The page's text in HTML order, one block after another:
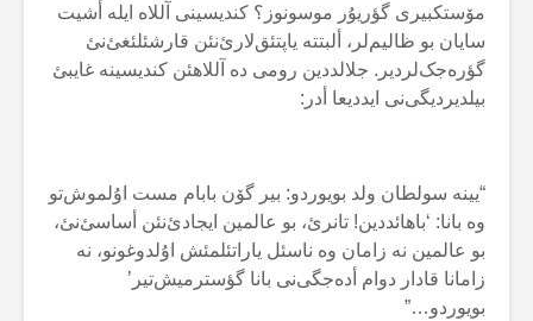
مۆستکبیری گؤریۇر موسونوز؟ کندیسینی آللاە ایلە أشیت
سایان بو ظالیم‌لر، ألبتتە یاپتئق‌لارئ‌نئن قارشئلئغئ‌نئ
گؤرەجک‌لردیر. جلالددین رومی دە آللاهئن کندیسینە غایبئ
بیلدیردیگی‌نی ایددیعا أدر:
“یینە سولطان ولد بویوردو: بیر گۆن بابام مست اۇلموش‌تو
وە بانا: ‘باهائددین! تانرئ، بو عالمین ایجادئ‌نئن أساسئ‌نئ،
بو عالمین نە زامان وە ناسئل یاراتئلمئش اۇلدوغونو، نە
زامانا قادار دوام أدەجگی‌نی بانا گؤسترمیش‌تیر’
بویوردو…”